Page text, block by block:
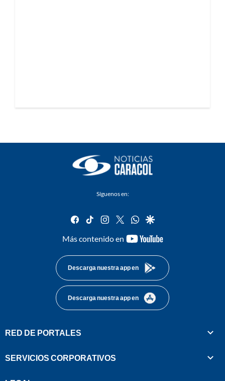
Síguenos en:
facebook
tiktok instagram
twitterwhatsapp
google
Más contenido en
youtube-
Descarga nuestra app en
Descarga nuestra app en
RED DE PORTALES
SERVICIOS CORPORATIVOS